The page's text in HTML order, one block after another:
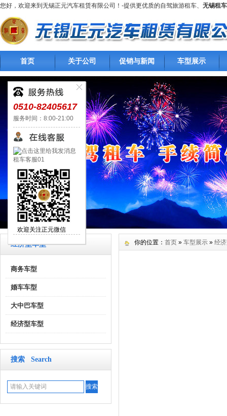
您好，欢迎来到无锡正元汽车租赁有限公司！-提供更优质的自驾旅游租车、 无锡租车
首页 关于公司 促销与新闻 车型展示
经济型车型
商务车型
婚车车型
大中巴车型
经济型车型
搜索 Search
你的位置： 首页 » 车型展示 » 经
0510-82405617
服务时间：8:00-21:00
租车客服01
欢迎关注正元微信